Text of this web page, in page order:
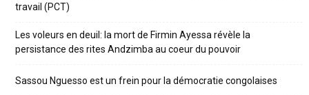
travail (PCT)
Les voleurs en deuil: la mort de Firmin Ayessa révèle la
persistance des rites Andzimba au coeur du pouvoir
Sassou Nguesso est un frein pour la démocratie congolaises